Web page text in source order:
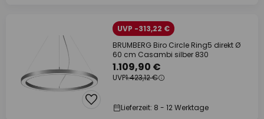
UVP -313,22 €
BRUMBERG Biro Circle Ring5 direkt Ø
60 cm Casambi silber 830
1.109,90 €
UVP1.423,12 €
Lieferzeit: 8 - 12 Werktage